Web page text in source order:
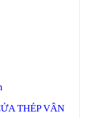
THÉP VÂN